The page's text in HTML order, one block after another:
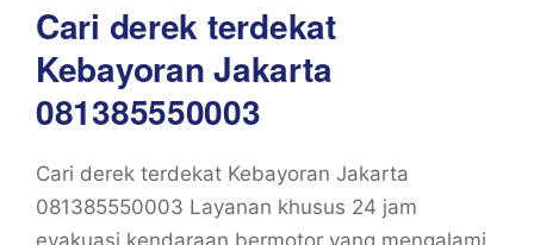
Cari derek terdekat
Kebayoran Jakarta
081385550003
Cari derek terdekat Kebayoran Jakarta
081385550003 Layanan khusus 24 jam
evakuasi kendaraan bermotor yang mengalami